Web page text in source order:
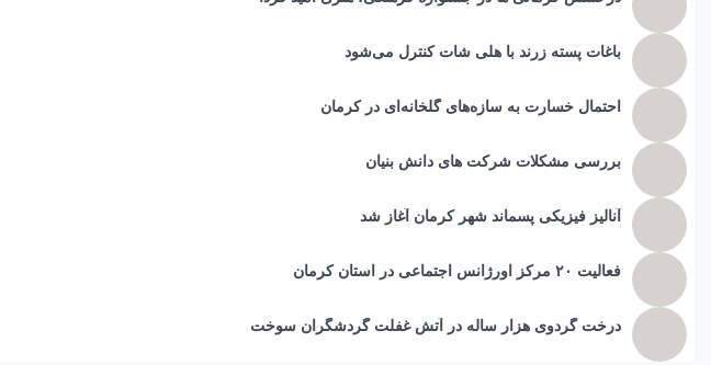
باغات پسته زرند با هلی شات کنترل می‌شود
احتمال خسارت به ساز‌ه‌های گلخانه‌ای در کرمان
بررسی مشکلات شرکت های دانش بنیان
آنالیز فیزیکی پسماند شهر کرمان آغاز شد
فعالیت ۲۰ مرکز اورژانس اجتماعی در استان کرمان
درخت گردوی هزار ساله در آتش غفلت گردشگران سوخت